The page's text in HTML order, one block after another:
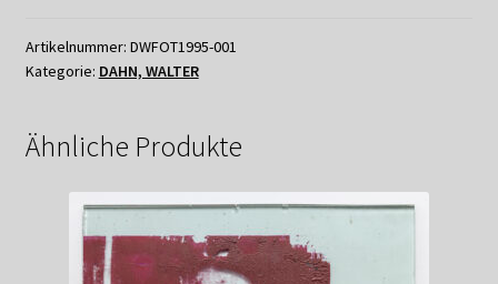
Artikelnummer: DWFOT1995-001
Kategorie: DAHN, WALTER
Ähnliche Produkte